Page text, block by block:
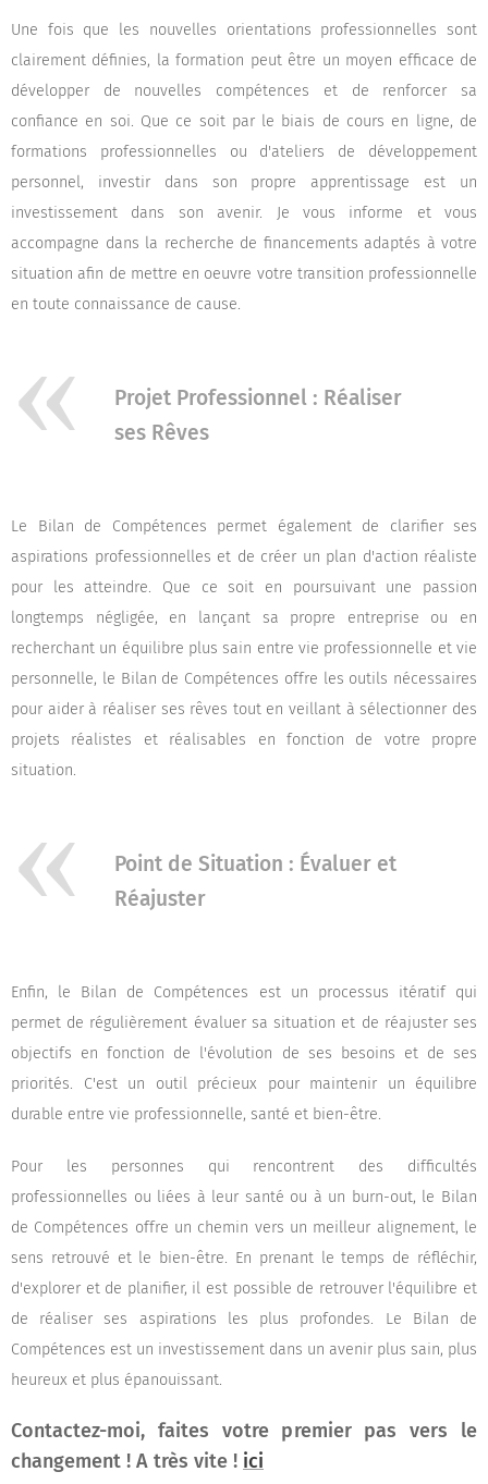
Une fois que les nouvelles orientations professionnelles sont
clairement définies, la formation peut être un moyen efficace de
développer de nouvelles compétences et de renforcer sa
confiance en soi. Que ce soit par le biais de cours en ligne, de
formations professionnelles ou d'ateliers de développement
personnel, investir dans son propre apprentissage est un
investissement dans son avenir. Je vous informe et vous
accompagne dans la recherche de financements adaptés à votre
situation afin de mettre en oeuvre votre transition professionnelle
en toute connaissance de cause.
Projet Professionnel : Réaliser
ses Rêves
Le Bilan de Compétences permet également de clarifier ses
aspirations professionnelles et de créer un plan d'action réaliste
pour les atteindre. Que ce soit en poursuivant une passion
longtemps négligée, en lançant sa propre entreprise ou en
recherchant un équilibre plus sain entre vie professionnelle et vie
personnelle, le Bilan de Compétences offre les outils nécessaires
pour aider à réaliser ses rêves tout en veillant à sélectionner des
projets réalistes et réalisables en fonction de votre propre
situation.
Point de Situation : Évaluer et
Réajuster
Enfin, le Bilan de Compétences est un processus itératif qui
permet de régulièrement évaluer sa situation et de réajuster ses
objectifs en fonction de l'évolution de ses besoins et de ses
priorités. C'est un outil précieux pour maintenir un équilibre
durable entre vie professionnelle, santé et bien-être.
Pour les personnes qui rencontrent des difficultés
professionnelles ou liées à leur santé ou à un burn-out, le Bilan
de Compétences offre un chemin vers un meilleur alignement, le
sens retrouvé et le bien-être. En prenant le temps de réfléchir,
d'explorer et de planifier, il est possible de retrouver l'équilibre et
de réaliser ses aspirations les plus profondes. Le Bilan de
Compétences est un investissement dans un avenir plus sain, plus
heureux et plus épanouissant.
Contactez-moi, faites votre premier pas vers le
changement ! A très vite ! ici